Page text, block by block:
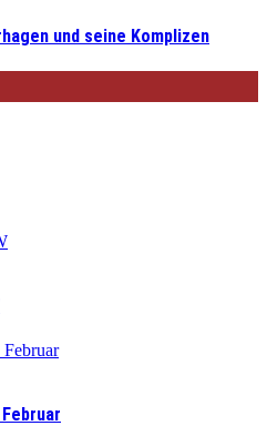
und seine Komplizen